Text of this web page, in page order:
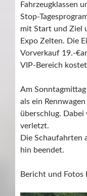
Fahrzeugklassen
Stop-
mit Start und Ziel
Expo Zelten. Die
Vorverkauf 19.-
VIP-Bereich
Am Sonntagmittag
als ein
überschlug.
verletzt.
Die Schaufahrten
hin beendet.
Bericht und